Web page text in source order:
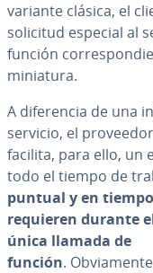
variante clásica, el
solicitud especial al
función
miniatura.
A di­fe­re­n­cia de una
servicio, el
facilita, para ello, un
todo el tiempo de
puntual y en
requieren durante
única llamada de
función.